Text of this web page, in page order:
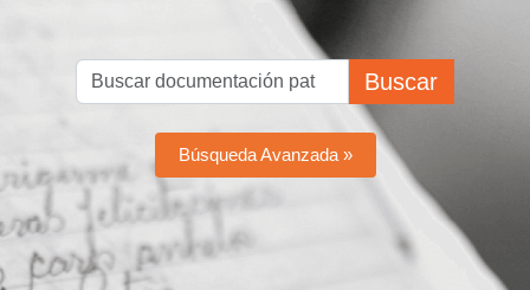
Buscar
Búsqueda Avanzada »